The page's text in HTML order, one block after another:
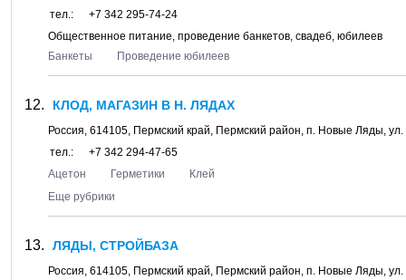
тел.:
+7 342 295-74-24
Общественное питание, проведение банкетов, свадеб, юбилеев
Банкеты
Проведение юбилеев
КЛОД, МАГАЗИН В Н. ЛЯДАХ
Россия, 614105, Пермский край, Пермский район, п. Новые Ляды, ул.
тел.:
+7 342 294-47-65
Ацетон
Герметики
Клей
Еще рубрики
ЛЯДЫ, СТРОЙБАЗА
Россия, 614105, Пермский край, Пермский район, п. Новые Ляды, ул.